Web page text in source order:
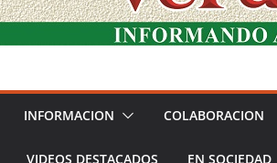
INFORMACION COLABORACION
VIDEOS DESTACADOS EN SOCIEDAD